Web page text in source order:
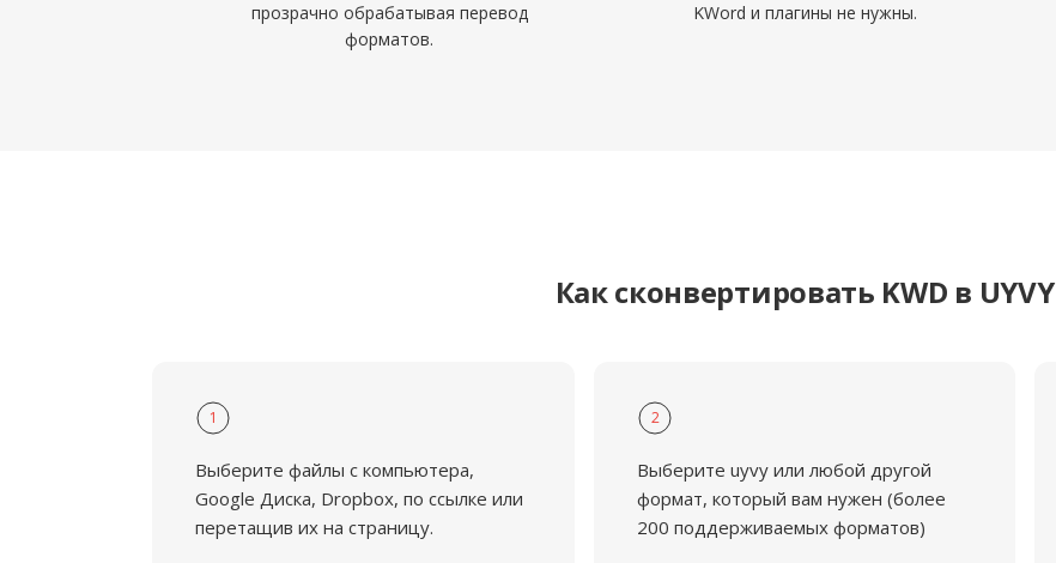
прозрачно обрабатывая перевод
форматов.
KWord и плагины не нужны.
Как сконвертировать KWD в UYVY
1
Выберите файлы с компьютера,
Google Диска, Dropbox, по ссылке или
перетащив их на страницу.
2
Выберите uyvy или любой другой
формат, который вам нужен (более
200 поддерживаемых форматов)